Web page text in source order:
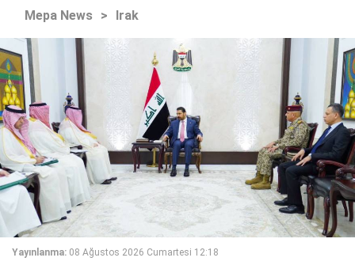
Mepa News > Irak
Yayınlanma: 08 Ağustos 2026 Cumartesi 12:18